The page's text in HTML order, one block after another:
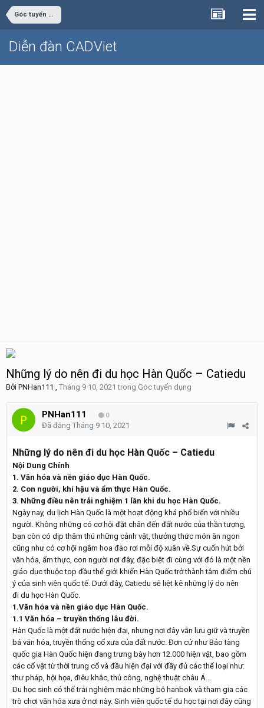
Góc tuyển dụng
Diễn đàn CADViet
Những lý do nên đi du học Hàn Quốc – Catiedu
Bởi PNHan111 , Tháng 9 10, 2021trong Góc tuyển dụng
PNHan111 0
Đã đăng Tháng 9 10, 2021
Những lý do nên đi du học Hàn Quốc – Catiedu
Nội Dung Chính
1. Văn hóa và nền giáo dục Hàn Quốc.
2. Con người, khí hậu và ẩm thực Hàn Quốc.
3. Những điều nên trải nghiệm 1 lần khi du học Hàn Quốc.
Ngày nay, du lịch Hàn Quốc là một hoạt động khá phổ biến với nhiều
người. Không những có cơ hội đặt chân đến đất nước của thần tượng,
bạn còn có dịp thăm thú những cảnh vật, thưởng thức món ăn ngon
cũng như có cơ hội ngắm hoa đào rơi mỗi độ xuân về.Sự cuốn hút bởi
văn hóa, ẩm thực, con người nơi đây, đặc biệt đi cùng với đó là một nền
giáo dục thuộc top đầu thế giới khiến Hàn Quốc trở thành tâm điểm chú
ý của sinh viên quốc tế. Dưới đây, Catiedu sẽ liệt kê những lý do nên
đi du học Hàn Quốc.
1.Văn hóa và nền giáo dục Hàn Quốc.
1.1 Văn hóa – truyền thống lâu đời.
Hàn Quốc là một đất nước hiện đại, nhưng nơi đây vẫn lưu giữ và truyền
bá văn hóa, truyền thống cổ xưa của đất nước. Đơn cử như Bảo tàng
quốc gia Hàn Quốc hiện đang trưng bày hơn 12.000 hiện vật, bao gồm
các cổ vật từ thời trung cổ và đầu hiện đại với đầy đủ các thể loại như:
thư pháp, hội họa, điêu khắc, thủ công, nghệ thuật châu Á…
Du học sinh có thể trải nghiệm mặc những bộ hanbok và tham gia các
trò chơi văn hóa xưa ở nơi này. Sinh viên quốc tế du học tại nơi đây cũng